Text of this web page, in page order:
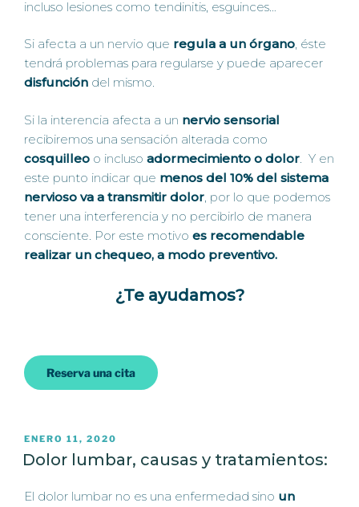
incluso lesiones como tendinitis, esguinces…
Si afecta a un nervio que regula a un órgano, éste
tendrá problemas para regularse y puede aparecer
disfunción del mismo.
Si la interencia afecta a un nervio sensorial
recibiremos una sensación alterada como
cosquilleo o incluso adormecimiento o dolor . Y en
este punto indicar que menos del 10% del sistema
nervioso va a transmitir dolor , por lo que podemos
tener una interferencia y no percibirlo de manera
consciente. Por este motivo es recomendable
realizar un chequeo, a modo preventivo.
¿Te ayudamos?
Reserva una cita
PUBLICADO
EL
ENERO 11, 2020
Dolor lumbar, causas y tratamientos:
El dolor lumbar no es una enfermedad sino un